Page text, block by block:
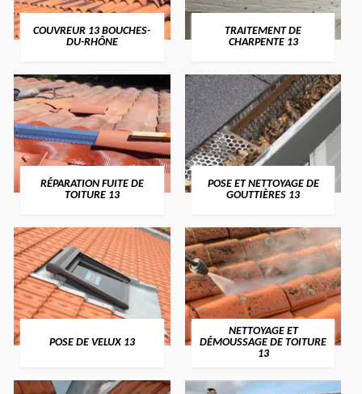
COUVREUR 13 BOUCHES-
DU-RHÔNE
TRAITEMENT DE
CHARPENTE 13
RÉPARATION FUITE DE
TOITURE 13
POSE ET NETTOYAGE DE
GOUTTIÈRES 13
POSE DE VELUX 13
NETTOYAGE ET
DÉMOUSSAGE DE TOITURE
13